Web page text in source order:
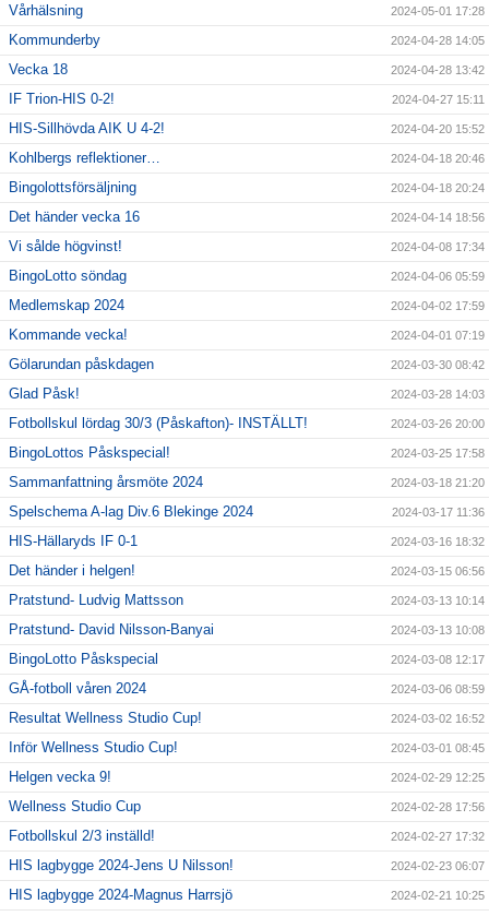
Vårhälsning 2024-05-01 17:28
Kommunderby 2024-04-28 14:05
Vecka 18 2024-04-28 13:42
IF Trion-HIS 0-2! 2024-04-27 15:11
HIS-Sillhövda AIK U 4-2! 2024-04-20 15:52
Kohlbergs reflektioner… 2024-04-18 20:46
Bingolottsförsäljning 2024-04-18 20:24
Det händer vecka 16 2024-04-14 18:56
Vi sålde högvinst! 2024-04-08 17:34
BingoLotto söndag 2024-04-06 05:59
Medlemskap 2024 2024-04-02 17:59
Kommande vecka! 2024-04-01 07:19
Gölarundan påskdagen 2024-03-30 08:42
Glad Påsk! 2024-03-28 14:03
Fotbollskul lördag 30/3 (Påskafton)- INSTÄLLT! 2024-03-26 20:00
BingoLottos Påskspecial! 2024-03-25 17:58
Sammanfattning årsmöte 2024 2024-03-18 21:20
Spelschema A-lag Div.6 Blekinge 2024 2024-03-17 11:36
HIS-Hällaryds IF 0-1 2024-03-16 18:32
Det händer i helgen! 2024-03-15 06:56
Pratstund- Ludvig Mattsson 2024-03-13 10:14
Pratstund- David Nilsson-Banyai 2024-03-13 10:08
BingoLotto Påskspecial 2024-03-08 12:17
GÅ-fotboll våren 2024 2024-03-06 08:59
Resultat Wellness Studio Cup! 2024-03-02 16:52
Inför Wellness Studio Cup! 2024-03-01 08:45
Helgen vecka 9! 2024-02-29 12:25
Wellness Studio Cup 2024-02-28 17:56
Fotbollskul 2/3 inställd! 2024-02-27 17:32
HIS lagbygge 2024-Jens U Nilsson! 2024-02-23 06:07
HIS lagbygge 2024-Magnus Harrsjö 2024-02-21 10:25